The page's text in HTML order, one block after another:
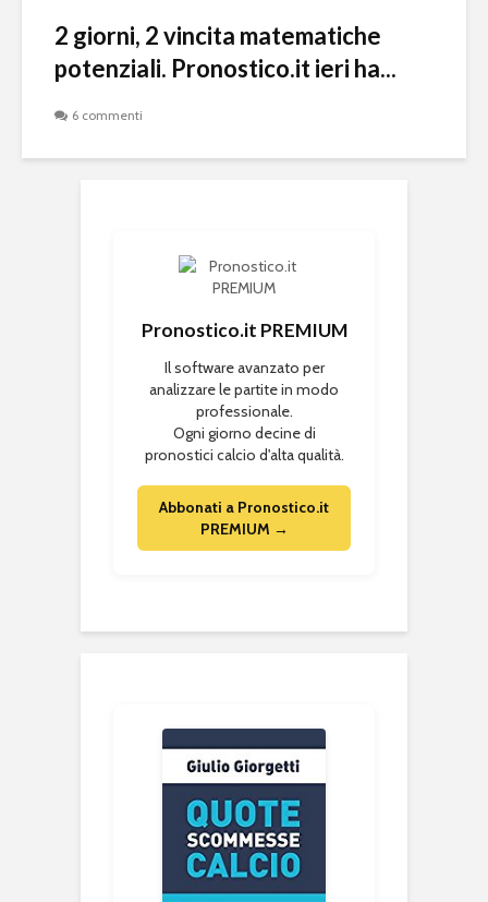
2 giorni, 2 vincita matematiche
potenziali. Pronostico.it ieri ha...
6 commenti
Pronostico.it PREMIUM
Il software avanzato per
analizzare le partite in modo
professionale.
Ogni giorno decine di
pronostici calcio d'alta qualità.
Abbonati a Pronostico.it
PREMIUM →